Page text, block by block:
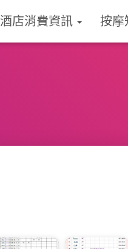
酒店消費資訊 按摩